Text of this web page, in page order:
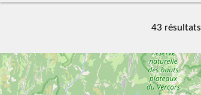
43 résultats